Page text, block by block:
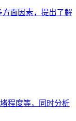
面因素，提出了解
程度等，同时分析